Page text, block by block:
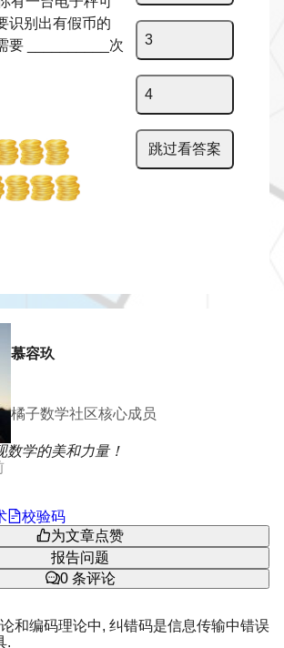
识别出有假币的
要 __________次
3
4
跳过看答案
慕容玖
橘子数学社区核心成员
数学的美和力量！
校验码
为文章点赞
报告问题
0条评论
和编码理论中, 纠错码是信息传输中错误
.